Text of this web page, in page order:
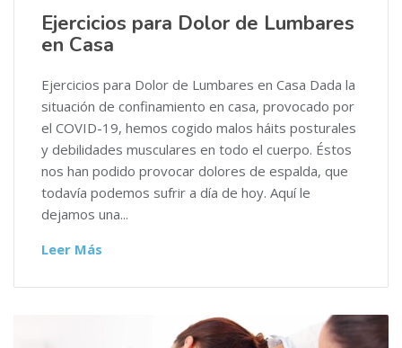
Ejercicios para Dolor de Lumbares
en Casa
Ejercicios para Dolor de Lumbares en Casa Dada la
situación de confinamiento en casa, provocado por
el COVID-19, hemos cogido malos háits posturales
y debilidades musculares en todo el cuerpo. Éstos
nos han podido provocar dolores de espalda, que
todavía podemos sufrir a día de hoy. Aquí le
dejamos una...
Leer Más